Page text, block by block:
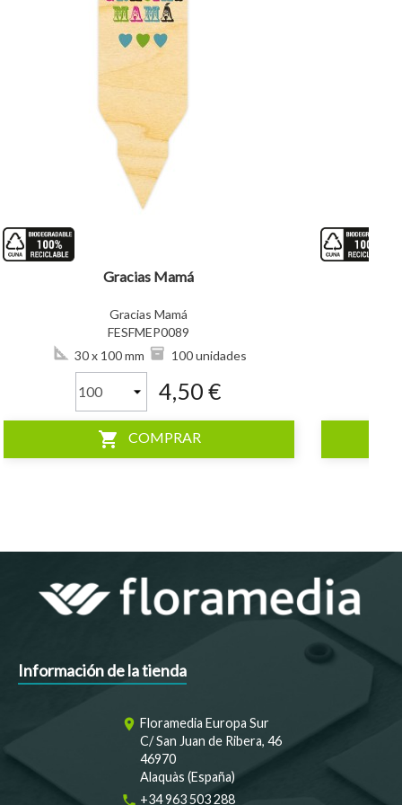
Gracias Mamá
Gracias Mamá
FESFMEP0089
30 x 100 mm
100 unidades
4,50 €
shopping_cart COMPRAR
Información de la tienda
room Floramedia Europa Sur
C/ San Juan de Ribera, 46
46970
Alaquàs (España)
phone +34 963 503 288